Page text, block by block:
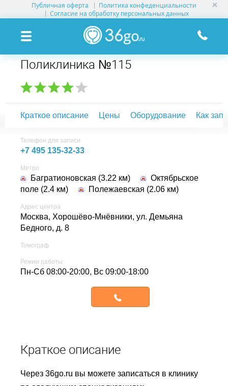
Публичная оферта
Политика конфеденциальности
Согласие на обработку персональных данных
УСЛУГИ КЛИНИК
КЛИНИКИ НА КАРТЕ
ПАМЯТКА ПАЦИЕНТУ
АКЦИИ
О ПРОЕКТЕ
Поликлиника №115
Краткое описание Цены Оборудование Как
Телефон для записи
+7 495 135-32-33
Метро
Багратионовская (3.22 км)
Октябрьское
поле (2.4 км)
Полежаевская (2.06 км)
Адрес центра
Москва, Хорошёво-Мнёвники, ул. Демьяна
Бедного, д. 8
Томограф
Режим работы
Пн-Сб 08:00-20:00, Вс 09:00-18:00
Краткое описание
Через 36go.ru вы можете записаться в клинику